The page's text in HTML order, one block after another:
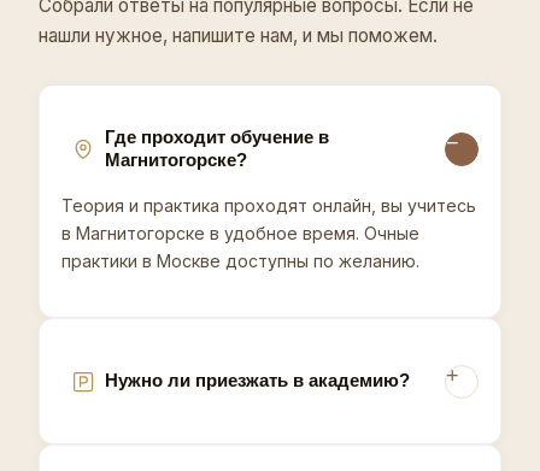
Собрали ответы на популярные вопросы. Если не
нашли нужное, напишите нам, и мы поможем.
Где проходит обучение в
Магнитогорске?
Теория и практика проходят онлайн, вы учитесь
в Магнитогорске в удобное время. Очные
практики в Москве доступны по желанию.
Нужно ли приезжать в академию?
температуру, работу с чувствительными зонами и
гигиену - всё для стабильного потока записей.
стартом помогают выбрать тариф без лишних
формат обучения в Магнитогорске.
Восковая депиляция в Магнитогорске
ориентируется на доход жителей моногорода,
занятых преимущественно в металлургии, что
требует от мастеров более осторожной ценовой
политики по сравнению с областным центром